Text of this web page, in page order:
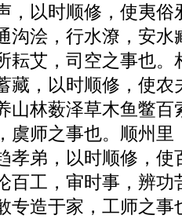
，以时顺修，使夷俗
沟浍，行水潦，安
耘艾，司空之事也。
藏，以时顺修，使农
山林薮泽草木鱼鳖
虞师之事也。顺州里
孝弟，以时顺修，使
百工，审时事，辨功
专造于家，工师之事